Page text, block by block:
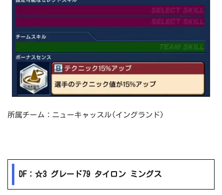
所属チーム：ニューキャッスル(イングランド)
DF：☆3 グレード79 タイロン ミングス